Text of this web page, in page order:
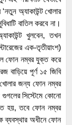
অ্যাকাউন্ট খোলার
বাতিল করবে না।
খুলবেন, তখন
এক-তৃতীয়াংশ)
ফোন নম্বর যুক্ত করে
বাড়িয়ে পূর্ণ ১৫ জিবি
খোলার জন্য ফোন নম্বর
গুগলের সিস্টেমে কোনো
হয়, তবে ফোন নম্বর
ব্যবস্থার অধীনে ফোন